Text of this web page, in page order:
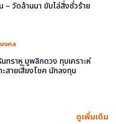
– วัดล้านนา ขับไล่สิ่งชั่วร้าย
งคล
ทราหู มูพลิกดวง ทุบเคราะห์
ะสายเสี่ยงโชค นักลงทุน
ดูเพิ่มเติม